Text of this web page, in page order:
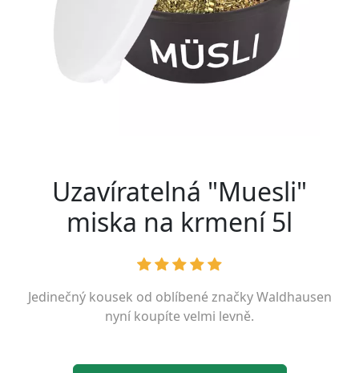
Uzavíratelná "Muesli"
miska na krmení 5l
Jedinečný kousek od oblíbené značkyWaldhausen
nyní koupíte velmi levně.